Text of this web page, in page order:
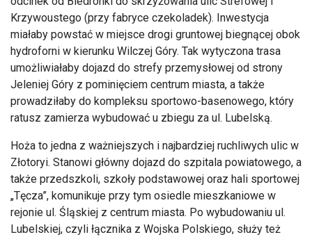
Krzywoustego (przy fabryce czekoladek). Inwestycja
miałaby powstać w miejsce drogi gruntowej biegnącej obok
hydroforni w kierunku Wilczej Góry. Tak wytyczona trasa
umożliwiałaby dojazd do strefy przemysłowej od strony
Jeleniej Góry z pominięciem centrum miasta, a także
prowadziłaby do kompleksu sportowo-basenowego, który
ratusz zamierza wybudować u zbiegu za ul. Lubelską.
Hoża to jedna z ważniejszych i najbardziej ruchliwych ulic w
Złotoryi. Stanowi główny dojazd do szpitala powiatowego, a
także przedszkoli, szkoły podstawowej oraz hali sportowej
„Tęcza”, komunikuje przy tym osiedle mieszkaniowe w
rejonie ul. Śląskiej z centrum miasta. Po wybudowaniu ul.
Lubelskiej, czyli łącznika z Wojska Polskiego, służy też